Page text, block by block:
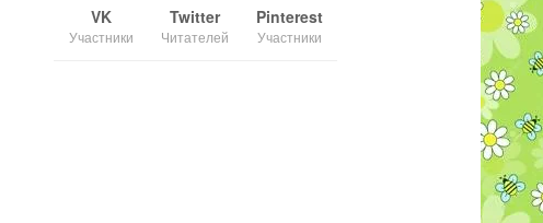
VK
Участники
Twitter
Читателей
Pinterest
Участники